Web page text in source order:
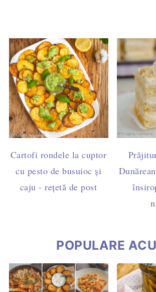
Cartofi rondele la cuptor
cu pesto de busuioc și
caju - rețetă de post
POPULARE